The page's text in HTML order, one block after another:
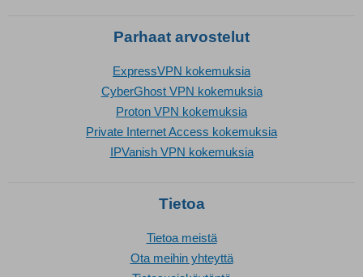
Parhaat arvostelut
ExpressVPN kokemuksia
CyberGhost VPN kokemuksia
Proton VPN kokemuksia
Private Internet Access kokemuksia
IPVanish VPN kokemuksia
Tietoa
Tietoa meistä
Ota meihin yhteyttä